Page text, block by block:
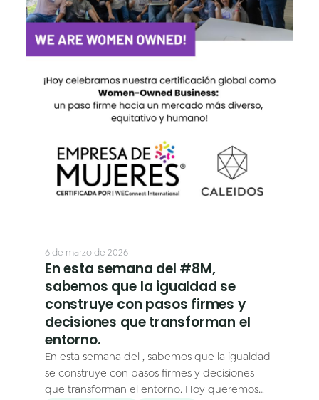
6 de marzo de 2026
En esta semana del #8M,
sabemos que la igualdad se
construye con pasos firmes y
decisiones que transforman el
entorno.
En esta semana del , sabemos que la igualdad
se construye con pasos firmes y decisiones
que transforman el entorno. Hoy queremos